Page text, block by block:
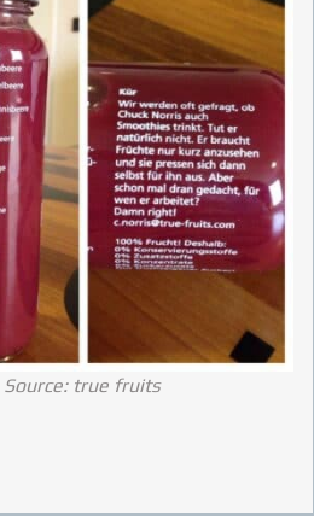
Source: true fruits